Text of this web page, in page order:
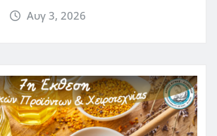
Αυγ 3, 2026